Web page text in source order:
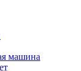
машина